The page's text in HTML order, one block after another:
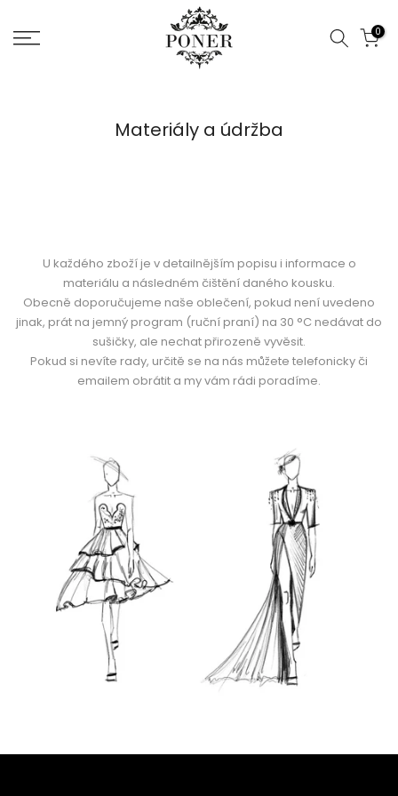
na
0
Materiály a údržba
U každého zboží je v detailnějším popisu i informace o
materiálu a následném čištění daného kousku.
Obecně doporučujeme naše oblečení, pokud není uvedeno
jinak, prát na jemný program (ruční praní) na 30 °C nedávat do
sušičky, ale nechat přirozeně vyvěsit.
Pokud si nevíte rady, určitě se na nás můžete telefonicky či
emailem obrátit a my vám rádi poradíme.